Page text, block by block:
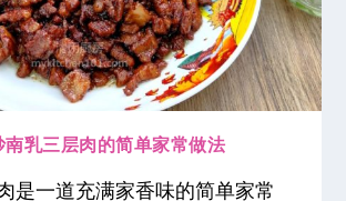
乳三层肉的简单家常做法
是一道充满家香味的简单家常